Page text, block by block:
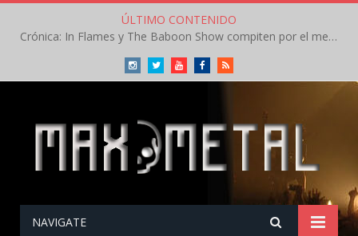
ÚLTIMO CONTENIDO
Crónica: In Flames y The Baboon Show compiten por el mejor concierto del día en el Leyendas del Rock – Viernes – Agosto 2026
InstagramTwitterYoutubeFacebookRSS
NAVIGATE